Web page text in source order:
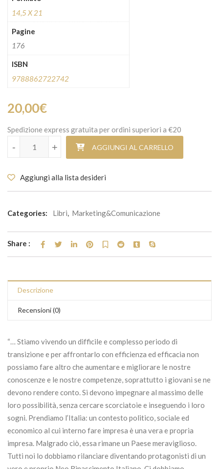
14,5 X 21
Pagine
176
ISBN
9788862722742
20,00€
Spedizione express gratuita per ordini superiori a €20
Manager non per caso quantità
+
- AGGIUNGI AL CARRELLO
Aggiungi alla lista desideri
Categories: Libri, Marketing&Comunicazione
Share :
Descrizione
Recensioni (0)
“… Stiamo vivendo un difficile e complesso periodo di
transizione e per affrontarlo con efficienza ed efficacia non
possiamo fare altro che aumentare e migliorare le nostre
conoscenze e le nostre competenze, soprattutto i giovani se ne
devono rendere conto. Si devono impegnare al massimo delle
loro possibilità, senza cercare scorciatoie e inseguendo i loro
sogni. Prendiamo l’Italia: un contesto politico, sociale ed
economico al cui interno fare impresa è una vera e propria
impresa. Malgrado ciò, essa rimane un Paese meraviglioso.
Tutti noi lo dobbiamo rilanciare diventando protagonisti di un